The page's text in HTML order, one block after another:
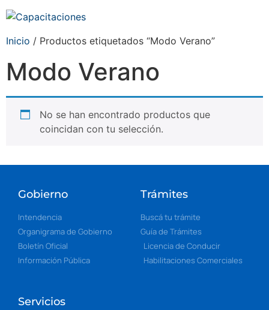
Inicio / Productos etiquetados “Modo Verano”
Modo Verano
No se han encontrado productos que
coincidan con tu selección.
Gobierno
Intendencia
Organigrama de Gobierno
Boletín Oficial
Información Pública
Trámites
Buscá tu trámite
Guía de Trámites
Licencia de Conducir
Habilitaciones Comerciales
Servicios